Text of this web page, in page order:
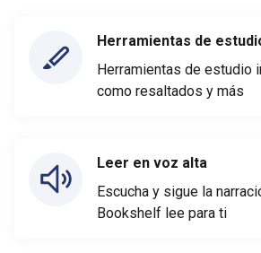
Herramientas de
Herramientas de estudio
como resaltados y más
Leer en voz alta
Escucha y sigue la
Bookshelf lee para ti